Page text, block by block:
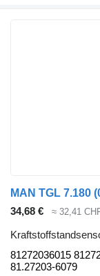
34,68 € ≈ 32,41
81272036015
81.27203-6079